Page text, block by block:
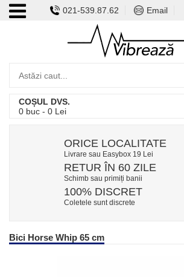
021-539.87.62 Email
COȘUL DVS.
0 buc - 0 Lei
ORICE LOCALITATE
Livrare sau Easybox 19 Lei
RETUR ÎN 60 ZILE
Schimb sau primiți banii
100% DISCRET
Coletele sunt discrete
Bici Horse Whip 65 cm